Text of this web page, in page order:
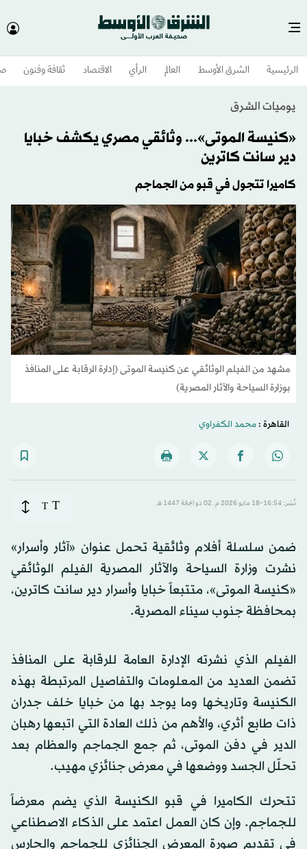
الرئيسية الشرق الأوسط​ العالم الرأي الاقتصاد ثقافة وفنون
يوميات الشرق
«كنيسة الموتى»... وثائقي مصري يكشف خبايا
دير سانت كاترين
كاميرا تتجول في قبو من الجماجم
مشهد من الفيلم الوثائقي عن كنيسة الموتى (إدارة الرقابة على المنافذ
بوزارة السياحة والآثار المصرية)
القاهرة :محمد الكفراوي
نُشر: 16:54-18 مايو 2026 م ـ 02 ذو الحِجّة 1447 هـ T
T
ضمن سلسلة أفلام وثائقية تحمل عنوان «آثار وأسرار»
نشرت وزارة السياحة والآثار المصرية الفيلم الوثائقي
«كنيسة الموتى»، متتبعاً خبايا وأسرار دير سانت كاترين،
بمحافظة جنوب سيناء المصرية.
الفيلم الذي نشرته الإدارة العامة للرقابة على المنافذ
تضمن العديد من المعلومات والتفاصيل المرتبطة بهذه
الكنيسة وتاريخها وما يوجد بها من خبايا خلف جدران
ذات طابع أثري، والأهم من ذلك العادة التي اتبعها رهبان
الدير في دفن الموتى، ثم جمع الجماجم والعظام بعد
تحلّل الجسد ووضعها في معرض جنائزي مهيب.
تتحرك الكاميرا في قبو الكنيسة الذي يضم معرضاً
للجماجم. وإن كان العمل اعتمد على الذكاء الاصطناعي
في تقديم صورة المعرض الجنائزي للجماجم والحارس